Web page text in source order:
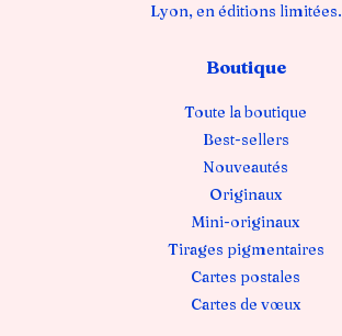
Lyon, en éditions limitées.
Boutique
Toute la boutique
Best-sellers
Nouveautés
Originaux
Mini-originaux
Tirages pigmentaires
Cartes postales
Cartes de vœux